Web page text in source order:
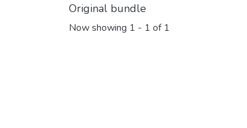
Original bundle
Now showing 1 - 1 of 1